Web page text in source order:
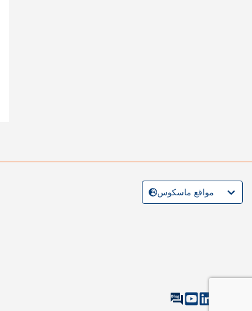
مواقع ماسكوس